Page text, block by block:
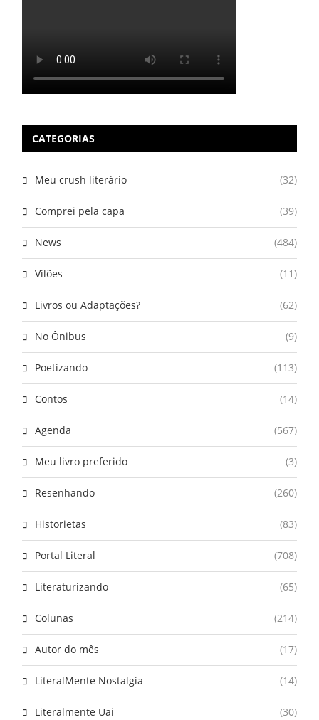
CATEGORIAS
Meu crush literário (32)
Comprei pela capa (39)
News (484)
Vilões (11)
Livros ou Adaptações? (62)
No Ônibus (9)
Poetizando (113)
Contos (14)
Agenda (567)
Meu livro preferido (3)
Resenhando (260)
Historietas (83)
Portal Literal (708)
Literaturizando (65)
Colunas (214)
Autor do mês (17)
LiteralMente Nostalgia (14)
Literalmente Uai (30)